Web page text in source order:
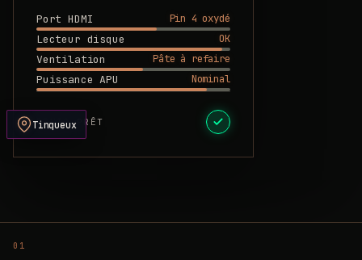
Port HDMI
Pin 4 oxydé
Lecteur disque
OK
Ventilation
Pâte à refaire
Puissance APU
Nominal
DEVIS PRÊT
Tinqueux